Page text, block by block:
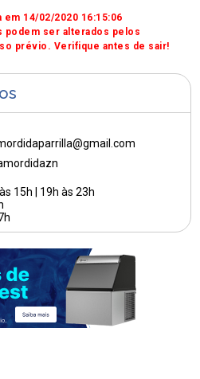
em 14/02/2020 16:15:06
podem ser alterados pelos
prévio. Verifique antes de sair!
15h | 19h às 23h